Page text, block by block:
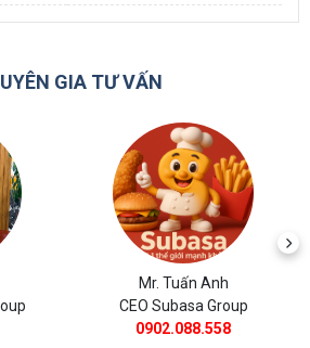
GIA TƯ VẤN
Mr. Tuấn Anh
CEO Subasa Group
0902.088.558